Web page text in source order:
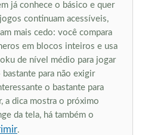
já conhece o básico e quer
continuam acessíveis,
mais cedo: você compara
em blocos inteiros e usa
de nível médio para jogar
para não exigir
o bastante para
a dica mostra o próximo
da tela, há também o
.